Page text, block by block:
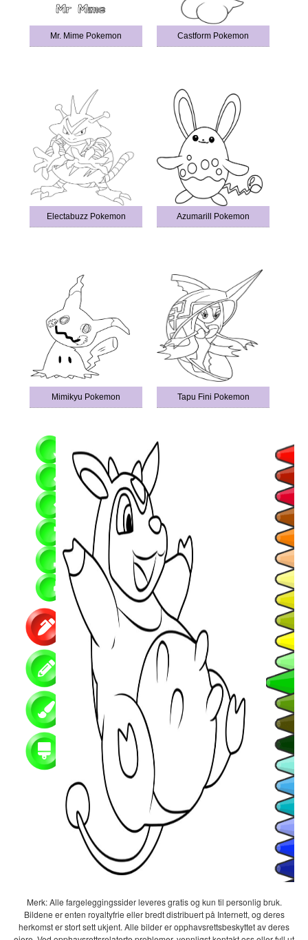
Mr. Mime Pokemon Castform Pokemon
Electabuzz Pokemon Azumarill Pokemon
Mimikyu Pokemon Tapu Fini Pokemon
Merk: Alle fargeleggingssider leveres gratis og kun til personlig bruk.
Bildene er enten royaltyfrie eller bredt distribuert på Internett, og deres
herkomst er stort sett ukjent. Alle bilder er opphavsrettsbeskyttet av deres